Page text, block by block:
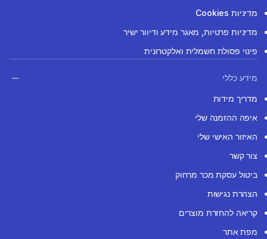
מדיניות Cookies
מדיניות פרטיות, מאגר מידע ודיוור ישיר
פינוי פסולת חשמלית ואלקטרונית
מידע כללי
מדריך מידות
איפה ההזמנה שלי
האיזור האישי שלי
צור קשר
ביטול עסקת מכר מרחוק
הצהרת נגישות
קריאה להחזרת מוצרים
מפת אתר